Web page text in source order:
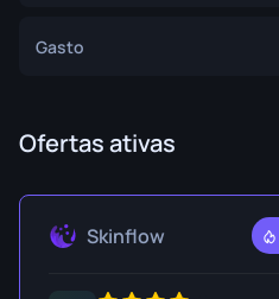
Gasto
Ofertas ativas
Skinflow